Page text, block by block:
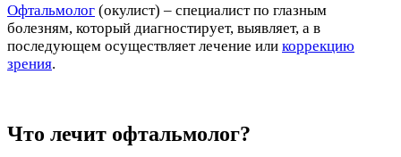
Офтальмолог (окулист) – специалист по глазным
болезням, который диагностирует, выявляет, а в
последующем осуществляет лечение или коррекцию
зрения.
Что лечит офтальмолог?